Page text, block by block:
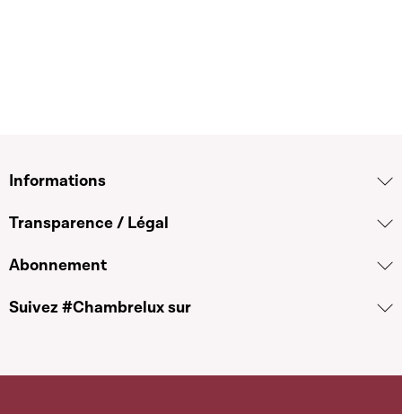
Informations
Transparence / Légal
Abonnement
Suivez #Chambrelux sur